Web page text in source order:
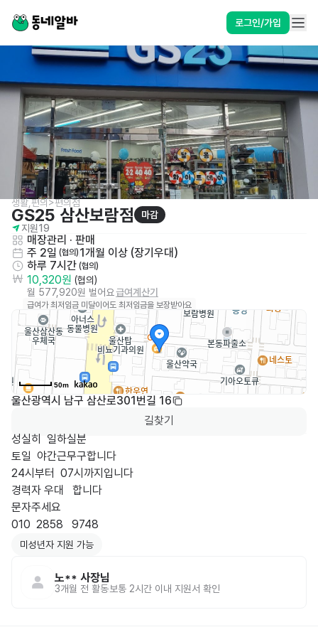
로그인/가입
생활,편의>편의점
GS25 삼산보람점
마감
지원19
매장관리 · 판매
주 2일 (협의) 1개월 이상 (장기우대)
하루 7시간 (협의)
10,320원 (협의)
월 577,920원 벌어요급여계산기
급여가 최저임금 미달이어도 최저임금을 보장받아요
50m
울산광역시 남구 삼산로301번길 16
길찾기
성실히  일하실분
토일  야간근무구합니다
24시부터  07시까지입니다
경력자 우대   합니다
문자주세요
010  2858   9748
미성년자 지원 가능
노** 사장님
3개월 전 활동보통 2시간 이내 지원서 확인